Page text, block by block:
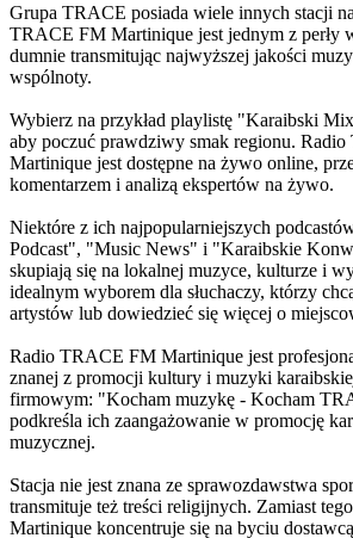
Grupa TRACE posiada wiele innych stacji
TRACE FM Martinique jest jednym z perły
dumnie transmitując najwyższej jakości
wspólnoty.
Wybierz na przykład playlistę "Karaibski
aby poczuć prawdziwy smak regionu.
Martinique jest dostępne na żywo online,
komentarzem i analizą ekspertów na żywo.
Niektóre z ich najpopularniejszych
Podcast", "Music News" i "Karaibskie
skupiają się na lokalnej muzyce, kulturze i
idealnym wyborem dla słuchaczy, którzy
artystów lub dowiedzieć się więcej o
Radio TRACE FM Martinique jest
znanej z promocji kultury i muzyki
firmowym: "Kocham muzykę - Kocham
podkreśla ich zaangażowanie w promocję
muzycznej.
Stacja nie jest znana ze sprawozdawstwa
transmituje też treści religijnych. Zamiast
Martinique koncentruje się na byciu